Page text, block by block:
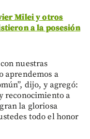
Milei y otros
a la posesión
nuestras
aprendemos a
dijo, y agregó:
reconocimiento a
la gloriosa
todo el honor